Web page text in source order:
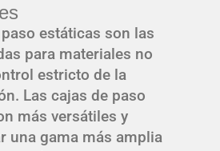
estáticas son las
para materiales no
estricto de la
Las cajas de paso
más versátiles y
una gama más amplia